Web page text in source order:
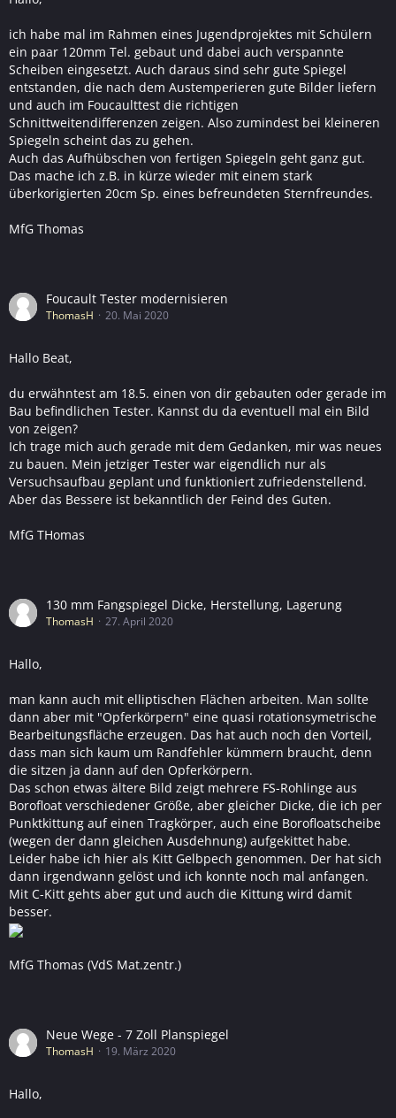
ich habe mal im Rahmen eines Jugendprojektes mit Schülern
ein paar 120mm Tel. gebaut und dabei auch verspannte
Scheiben eingesetzt. Auch daraus sind sehr gute Spiegel
entstanden, die nach dem Austemperieren gute Bilder liefern
und auch im Foucaulttest die richtigen
Schnittweitendifferenzen zeigen. Also zumindest bei kleineren
Spiegeln scheint das zu gehen.
Auch das Aufhübschen von fertigen Spiegeln geht ganz gut.
Das mache ich z.B. in kürze wieder mit einem stark
überkorigierten 20cm Sp. eines befreundeten Sternfreundes.
MfG Thomas
Foucault Tester modernisieren
ThomasH 20. Mai 2020
Hallo Beat,
du erwähntest am 18.5. einen von dir gebauten oder gerade im
Bau befindlichen Tester. Kannst du da eventuell mal ein Bild
von zeigen?
Ich trage mich auch gerade mit dem Gedanken, mir was neues
zu bauen. Mein jetziger Tester war eigendlich nur als
Versuchsaufbau geplant und funktioniert zufriedenstellend.
Aber das Bessere ist bekanntlich der Feind des Guten.
MfG THomas
130 mm Fangspiegel Dicke, Herstellung, Lagerung
ThomasH 27. April 2020
Hallo,
man kann auch mit elliptischen Flächen arbeiten. Man sollte
dann aber mit "Opferkörpern" eine quasi rotationsymetrische
Bearbeitungsfläche erzeugen. Das hat auch noch den Vorteil,
dass man sich kaum um Randfehler kümmern braucht, denn
die sitzen ja dann auf den Opferkörpern.
Das schon etwas ältere Bild zeigt mehrere FS-Rohlinge aus
Borofloat verschiedener Größe, aber gleicher Dicke, die ich per
Punktkittung auf einen Tragkörper, auch eine Borofloatscheibe
(wegen der dann gleichen Ausdehnung) aufgekittet habe.
Leider habe ich hier als Kitt Gelbpech genommen. Der hat sich
dann irgendwann gelöst und ich konnte noch mal anfangen.
Mit C-Kitt gehts aber gut und auch die Kittung wird damit
besser.
MfG Thomas (VdS Mat.zentr.)
Neue Wege - 7 Zoll Planspiegel
ThomasH 19. März 2020
Hallo,